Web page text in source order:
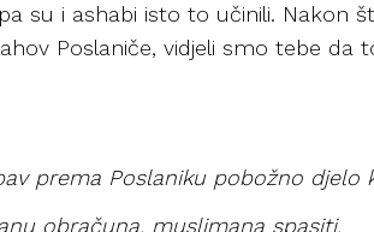
su i ashabi isto to učinili. Nakon
Poslaniče, vidjeli smo tebe da
prema Poslaniku pobožno djelo
obračuna, muslimana spasiti,